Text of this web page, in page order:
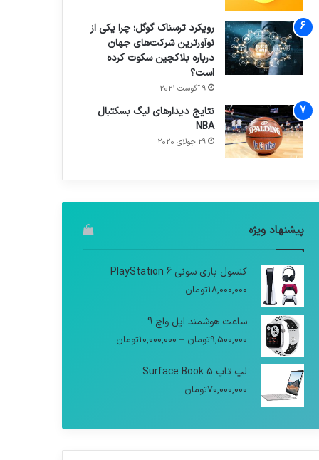
رویکرد ترسناک گوگل؛ چرا یکی از
نوآورترین شرکت‌های جهان
درباره بلاکچین سکوت کرده
است؟
9 آگوست 2021
نتایج دیدار‌های لیگ بسکتبال
NBA
29 جولای 2020
پیشنهاد ویژه
کنسول بازی سونی PlayStation 6
18,000,000تومان
ساعت هوشمند اپل واچ 9
9,500,000تومان –
10,000,000تومان
لپ تاپ Surface Book 5
70,000,000تومان